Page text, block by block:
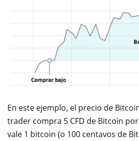
En este ejemplo, el precio de
trader compra 5 CFD de Bitcoin por
vale 1 bitcoin (o 100 centavos de